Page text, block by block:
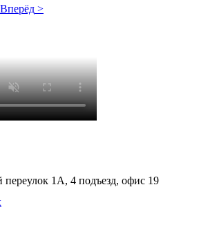
Вперёд >
1А, 4 подъезд, офис 19